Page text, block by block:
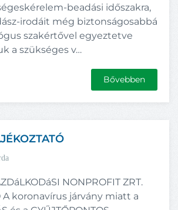
beadási időszakra,
irodáit még biztonságosabbá
szakértővel egyeztetve
a szükséges v…
Bővebben
NONPROFIT ZRT.
A koronavírus járvány miatt a